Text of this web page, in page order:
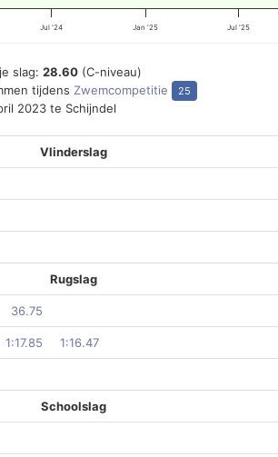
Jul '24 Jan '25 Jul '25
slag: 28.60 (C-niveau)
tijdens Zwemcompetitie
2023 te Schijndel
25
Vlinderslag
Rugslag
36.75
1:17.85 1:16.47
Schoolslag